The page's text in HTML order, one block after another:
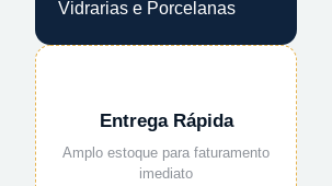
Vidrarias e Porcelanas
Entrega Rápida
Amplo estoque para faturamento
imediato